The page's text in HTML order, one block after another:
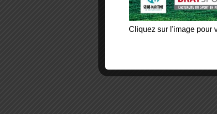
Cliquez sur l'image pour